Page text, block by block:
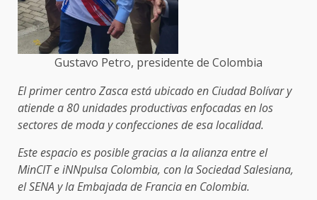
Gustavo Petro, presidente de Colombia
El primer centro Zasca está ubicado en Ciudad Bolívar y
atiende a 80 unidades productivas enfocadas en los
sectores de moda y confecciones de esa localidad.
Este espacio es posible gracias a la alianza entre el
MinCIT e iNNpulsa Colombia, con la Sociedad Salesiana,
el SENA y la Embajada de Francia en Colombia.